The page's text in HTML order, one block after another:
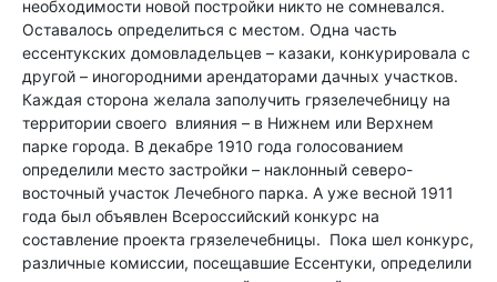
необходимости новой постройки никто не сомневался.
Оставалось определиться с местом. Одна часть
ессентукских домовладельцев – казаки, конкурировала с
другой – иногородними арендаторами дачных участков.
Каждая сторона желала заполучить грязелечебницу на
территории своего влияния – в Нижнем или Верхнем
парке города. В декабре 1910 года голосованием
определили место застройки – наклонный северо-
восточный участок Лечебного парка. А уже весной 1911
года был объявлен Всероссийский конкурс на
составление проекта грязелечебницы. Пока шел конкурс,
различные комиссии, посещавшие Ессентуки, определили